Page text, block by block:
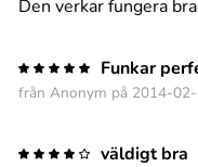
Den verkar fungera
Funkar
från Anonym på 2014-
väldigt bra